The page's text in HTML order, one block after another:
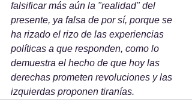
falsificar más aún la "realidad" del
presente, ya falsa de por sí, porque se
ha rizado el rizo de las experiencias
políticas a que responden, como lo
demuestra el hecho de que hoy las
derechas prometen revoluciones y las
izquierdas proponen tiranías.